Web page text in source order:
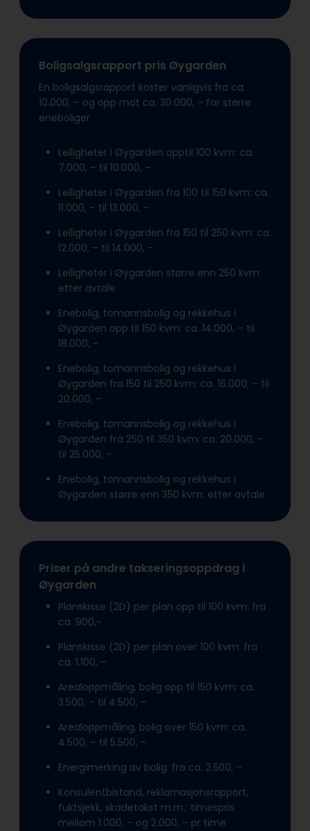
Boligsalgsrapport pris Øygarden
En boligsalgsrapport koster vanligvis fra ca.
10.000, – og opp mot ca. 30.000, – for større
eneboliger.
Leiligheter i Øygarden opptil 100 kvm: ca.
7.000, – til 10.000, –
Leiligheter i Øygarden fra 100 til 150 kvm: ca.
11.000, – til 13.000, –
Leiligheter i Øygarden fra 150 til 250 kvm: ca.
12.000, – til 14.000, –
Leiligheter i Øygarden større enn 250 kvm:
etter avtale
Enebolig, tomannsbolig og rekkehus i
Øygarden opp til 150 kvm: ca. 14.000, – til
18.000, –
Enebolig, tomannsbolig og rekkehus i
Øygarden fra 150 til 250 kvm: ca. 16.000, – til
20.000, –
Enebolig, tomannsbolig og rekkehus i
Øygarden fra 250 til 350 kvm: ca. 20.000, –
til 25.000, –
Enebolig, tomannsbolig og rekkehus i
Øygarden større enn 350 kvm: etter avtale
Priser på andre takseringsoppdrag i
Øygarden
Planskisse (2D) per plan opp til 100 kvm: fra
ca. 900,-
Planskisse (2D) per plan over 100 kvm: fra
ca. 1.100, –
Arealoppmåling, bolig opp til 150 kvm: ca.
3.500, – til 4.500, –
Arealoppmåling, bolig over 150 kvm: ca.
4.500, – til 5.500, –
Energimerking av bolig: fra ca. 2.500, –
Konsulentbistand, reklamasjonsrapport,
fuktsjekk, skadetakst m.m.: timespris
mellom 1.000, – og 2.000, – pr time